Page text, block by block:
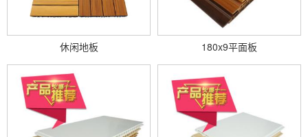
休闲地板 180x9平面板